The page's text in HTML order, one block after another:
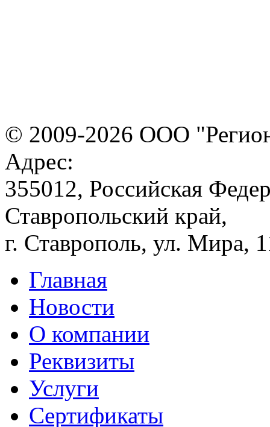
© 2009-2026 ООО
Адрес:
355012, Российская
Ставропольский край,
г. Ставрополь, ул. Мира,
Главная
Новости
О компании
Реквизиты
Услуги
Сертификаты